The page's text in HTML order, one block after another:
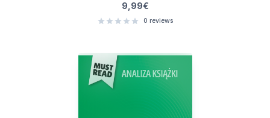
9,99€
0 reviews